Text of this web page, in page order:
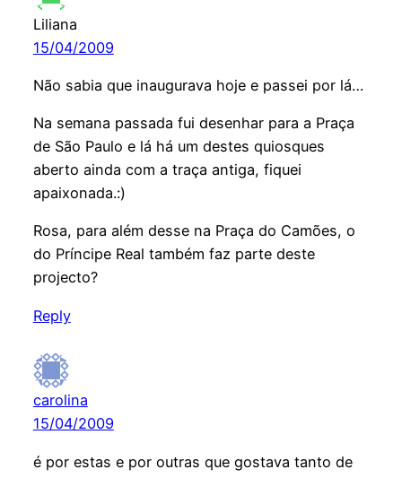
Liliana
15/04/2009
Não sabia que inaugurava hoje e passei por lá…
Na semana passada fui desenhar para a Praça
de São Paulo e lá há um destes quiosques
aberto ainda com a traça antiga, fiquei
apaixonada.:)
Rosa, para além desse na Praça do Camões, o
do Príncipe Real também faz parte deste
projecto?
Reply
carolina
15/04/2009
é por estas e por outras que gostava tanto de